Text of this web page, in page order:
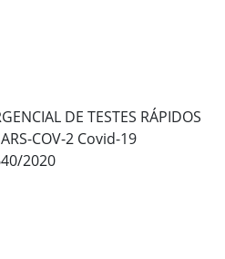
DE TESTES RÁPIDOS
COV-2 Covid-19
2020